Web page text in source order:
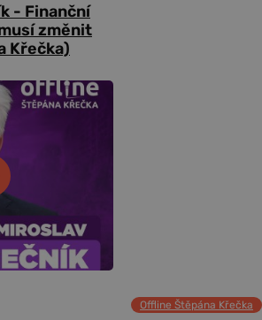
- Finanční
změnit
Křečka)
Offline Štěpána Křečka